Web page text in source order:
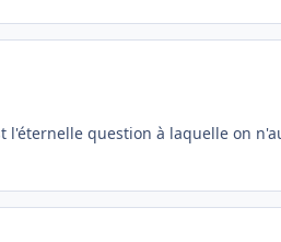
question à laquelle on